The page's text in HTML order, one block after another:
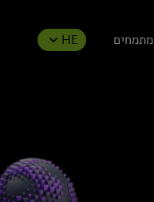
מתמחים HE